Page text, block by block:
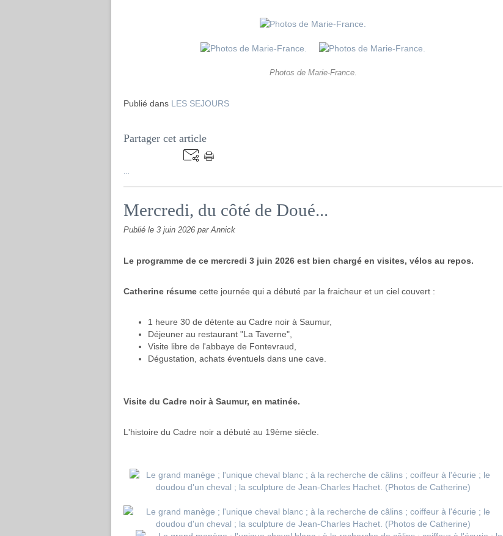
Photos de Marie-France.
Publié dans LES SEJOURS
Partager cet article
Mercredi, du côté de Doué...
Publié le 3 juin 2026 par Annick
Le programme de ce mercredi 3 juin 2026 est bien chargé en visites, vélos au repos.
Catherine résume cette journée qui a débuté par la fraicheur et un ciel couvert :
1 heure 30 de détente au Cadre noir à Saumur,
Déjeuner au restaurant "La Taverne",
Visite libre de l'abbaye de Fontevraud,
Dégustation, achats éventuels dans une cave.
Visite du Cadre noir à Saumur, en matinée.
L'histoire du Cadre noir a débuté au 19ème siècle.